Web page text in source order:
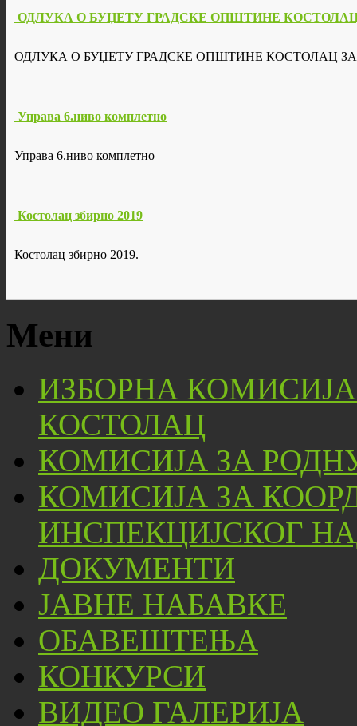
ОДЛУКА О БУЏЕТУ ГРАДСКЕ ОПШТИНЕ КОСТОЛАЦ
ОДЛУКА О БУЏЕТУ ГРАДСКЕ ОПШТИНЕ КОСТОЛАЦ ЗА
Управа 6.ниво комплетно
Управа 6.ниво комплетно
Костолац збирно 2019
Костолац збирно 2019.
Мени
ИЗБОРНА
КОСТОЛАЦ
КОМИСИЈА ЗА
КОМИСИЈА ЗА
ИНСПЕКЦИЈСКОГ
ДОКУМЕНТИ
ЈАВНЕ НАБАВКЕ
ОБАВЕШТЕЊА
КОНКУРСИ
ВИДЕО ГАЛЕРИЈА